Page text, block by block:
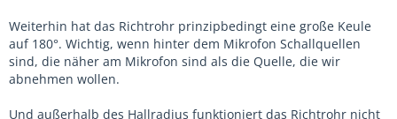
Weiterhin hat das Richtrohr prinzipbedingt eine große Keule
auf 180°. Wichtig, wenn hinter dem Mikrofon Schallquellen
sind, die näher am Mikrofon sind als die Quelle, die wir
abnehmen wollen.
Und außerhalb des Hallradius funktioniert das Richtrohr nicht